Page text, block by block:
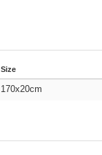
Size
170x20cm